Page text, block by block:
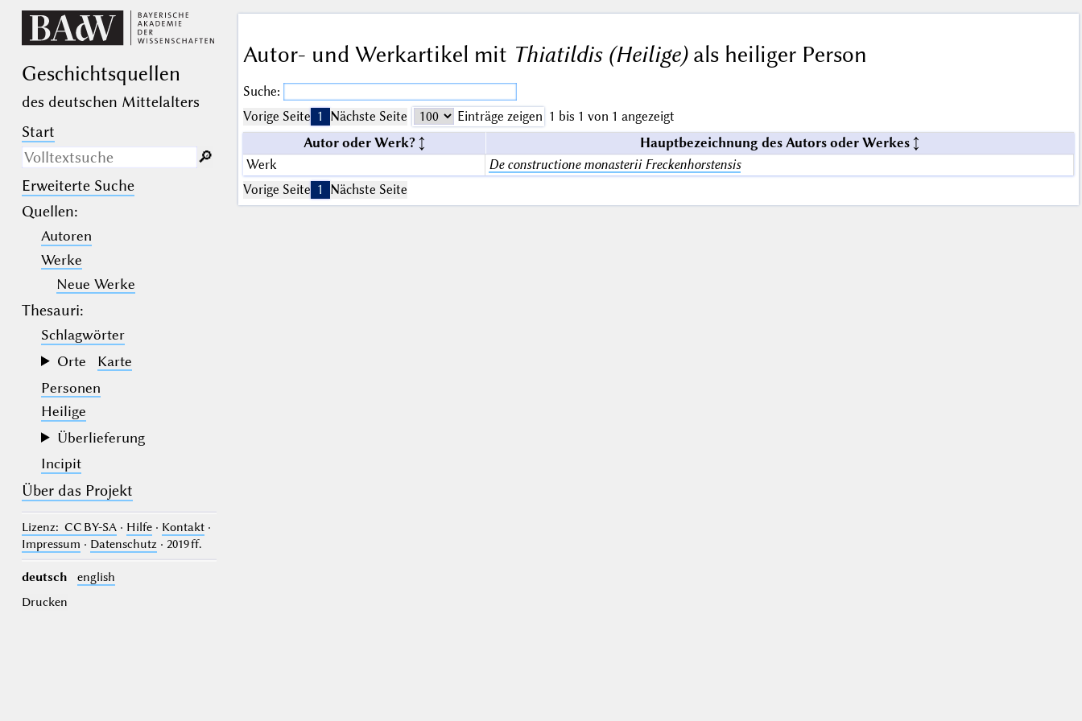
Geschichts­quellen
des deutschen Mittelalters
Start
Nur in Beschreibungs­texten
suchen
(der Unterstrich) ist Platzhalter für
genau ein Zeichen.
(das Prozentzeichen) ist Platzhalter
für kein, ein oder mehr als ein
Zeichen.
🔎︎
Erweiterte Suche
Quellen:
Autoren
Werke
Neue Werke
Thesauri:
Schlagwörter
Orte
Karte
Personen
Heilige
Überlieferung
Incipit
Über das Projekt
Lizenz: CC BY-SA· Hilfe· Kontakt·
Impressum · Datenschutz· 2019 ff.
deutsch
english
Drucken
Autor- und Werkartikel mit Thiatildis (Heilige)als heiliger Person
Suche:
Vorige Seite 1 Nächste Seite Einträge zeigen 1 bis 1 von 1 angezeigt
Autor oder Werk?
Hauptbezeichnung des Autors oder Werkes
Werk
De constructione monasterii Freckenhorstensis
Vorige Seite 1 Nächste Seite